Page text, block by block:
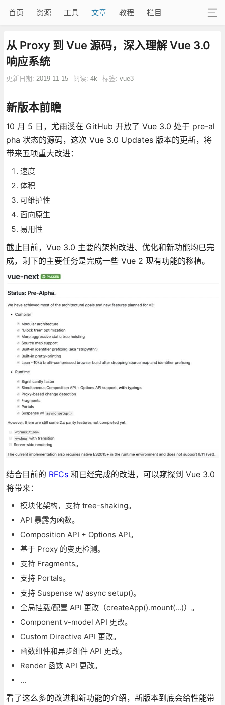
首页 资源 工具 文章 教程 栏目
从 Proxy 到 Vue 源码，深入理解 Vue 3.0
响应系统
更新日期: 2019-11-15 阅读: 4k 标签: vue3
新版本前瞻
10 月 5 日，尤雨溪在 GitHub 开放了 Vue 3.0 处于 pre-al
pha 状态的源码，这次 Vue 3.0 Updates 版本的更新，将
带来五项重大改进：
速度
体积
可维护性
面向原生
易用性
截止目前，Vue 3.0 主要的架构改进、优化和新功能均已完
成，剩下的主要任务是完成一些 Vue 2 现有功能的移植。
结合目前的 RFCs和已经完成的改进，可以窥探到 Vue 3.0
将带来：
模块化架构，支持 tree-shaking。
API 暴露为函数。
Composition API + Options API。
基于 Proxy 的变更检测。
支持 Fragments。
支持 Portals。
支持 Suspense w/ async setup()。
全局挂载/配置 API 更改（createApp().mount(...)）。
Component v-model API 更改。
Custom Directive API 更改。
函数组件和异步组件 API 更改。
Render 函数 API 更改。
...
看了这么多的改进和新功能的介绍，新版本到底会给性能带